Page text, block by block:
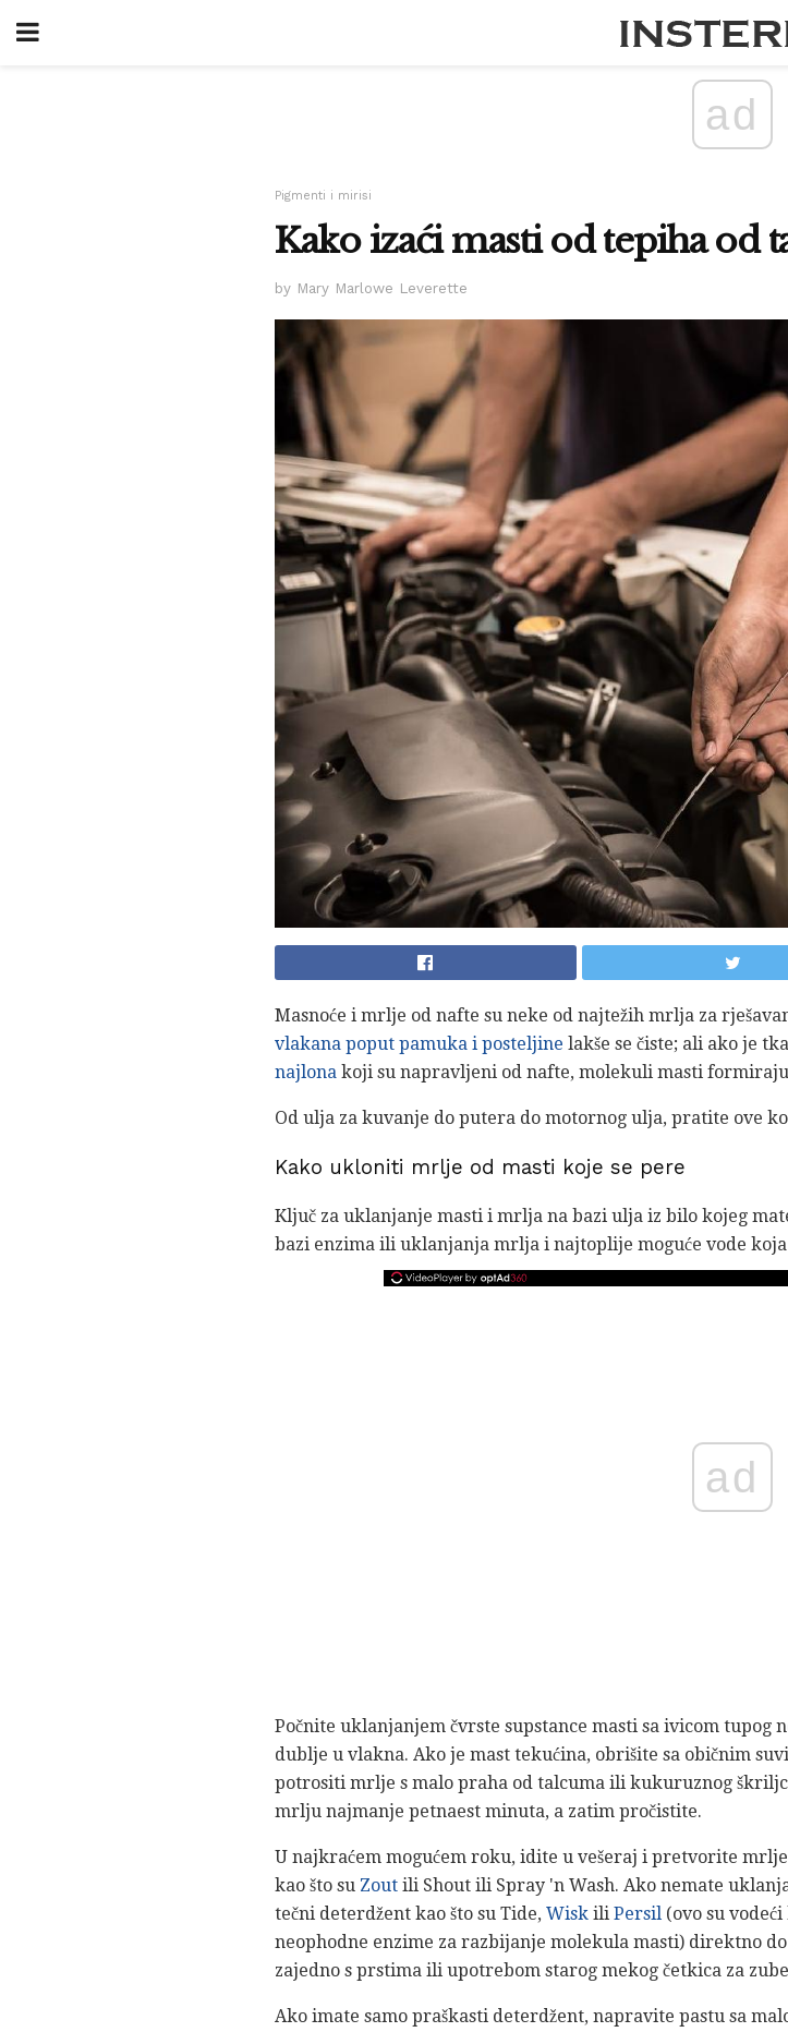
ad
Pigmenti i mirisi
Kako izaći masti od tepiha od
by Mary Marlowe Leverette
Masnoće i mrlje od nafte su neke od najtežih mrlja za
vlakana poput pamuka i posteljine lakše se čiste; ali ako je
najlona koji su napravljeni od nafte, molekuli masti
Od ulja za kuvanje do putera do motornog ulja, pratite ove
Kako ukloniti mrlje od masti koje se pere
Ključ za uklanjanje masti i mrlja na bazi ulja iz bilo kojeg
bazi enzima ili uklanjanja mrlja i najtoplije moguće vode
ad
Počnite uklanjanjem čvrste supstance masti sa ivicom tupog
dublje u vlakna. Ako je mast tekućina, obrišite sa običnim
potrositi mrlje s malo praha od talcuma ili kukuruznog
mrlju najmanje petnaest minuta, a zatim pročistite.
U najkraćem mogućem roku, idite u vešeraj i pretvorite
kao što su Zout ili Shout ili Spray 'n Wash. Ako nemate
tečni deterdžent kao što su Tide, Wisk ili Persil (ovo su
neophodne enzime za razbijanje molekula masti) direktno
zajedno s prstima ili upotrebom starog mekog četkica za
Ako imate samo praškasti deterdžent, napravite pastu sa